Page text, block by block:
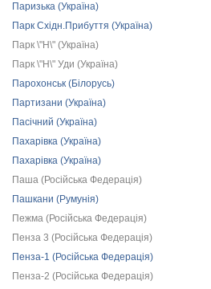
Паризька (Україна)
Парк Східн.Прибуття (Україна)
Парк \"Н\" (Україна)
Парк \"Н\" Уди (Україна)
Парохонськ (Білорусь)
Партизани (Україна)
Пасічний (Україна)
Пахарівка (Україна)
Пахарівка (Україна)
Паша (Російська Федерація)
Пашкани (Румунія)
Пежма (Російська Федерація)
Пенза 3 (Російська Федерація)
Пенза-1 (Російська Федерація)
Пенза-2 (Російська Федерація)